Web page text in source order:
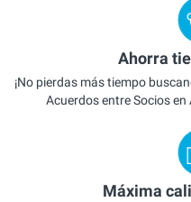
Ahorra
¡No pierdas más tiempo
Acuerdos entre Socios
Máxima